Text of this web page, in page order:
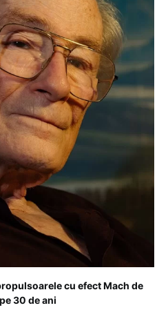
cu efect Mach de
30 de ani